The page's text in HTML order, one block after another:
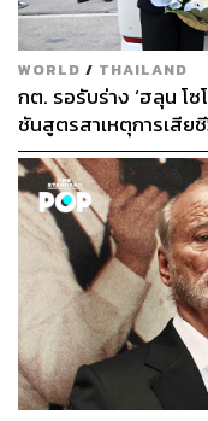
WORLD / THAILAND
กต. รอรับร่าง ‘ฮลุน โ
ชันสูตรสาเหตุการเสีย